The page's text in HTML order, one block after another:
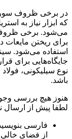
در برخی ظروف
که ابزار نیاز به
می‌شود. برخی
برای ریختن مایعات
استفاده می‌شود.
جایگاه‌هایی برای
باشد.
هنوز هیچ بررسی
لطفا پیش از ارسال
فارسی